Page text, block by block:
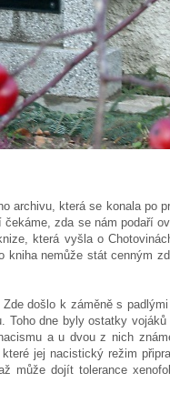
archivu, která se konala po
zda se nám podaří
která vyšla o
nemůže stát cenným
došlo k záměně s
dne byly ostatky
a u dvou z nich
jej nacistický režim
může dojít tolerance